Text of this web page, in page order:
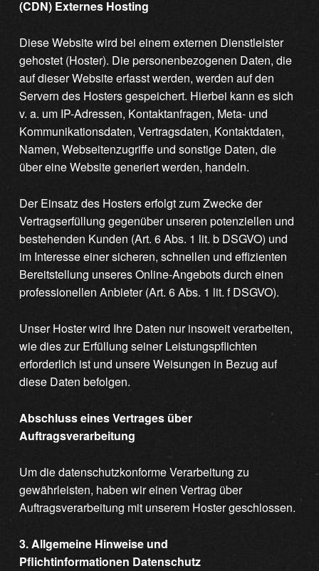
(CDN) Externes Hosting
Diese Website wird bei einem externen Dienstleister
gehostet (Hoster). Die personenbezogenen Daten, die
auf dieser Website erfasst werden, werden auf den
Servern des Hosters gespeichert. Hierbei kann es sich
v. a. um IP-Adressen, Kontaktanfragen, Meta- und
Kommunikationsdaten, Vertragsdaten, Kontaktdaten,
Namen, Webseitenzugriffe und sonstige Daten, die
über eine Website generiert werden, handeln.
Der Einsatz des Hosters erfolgt zum Zwecke der
Vertragserfüllung gegenüber unseren potenziellen und
bestehenden Kunden (Art. 6 Abs. 1 lit. b DSGVO) und
im Interesse einer sicheren, schnellen und effizienten
Bereitstellung unseres Online-Angebots durch einen
professionellen Anbieter (Art. 6 Abs. 1 lit. f DSGVO).
Unser Hoster wird Ihre Daten nur insoweit verarbeiten,
wie dies zur Erfüllung seiner Leistungspflichten
erforderlich ist und unsere Weisungen in Bezug auf
diese Daten befolgen.
Abschluss eines Vertrages über
Auftragsverarbeitung
Um die datenschutzkonforme Verarbeitung zu
gewährleisten, haben wir einen Vertrag über
Auftragsverarbeitung mit unserem Hoster geschlossen.
3. Allgemeine Hinweise und
Pflichtinformationen Datenschutz